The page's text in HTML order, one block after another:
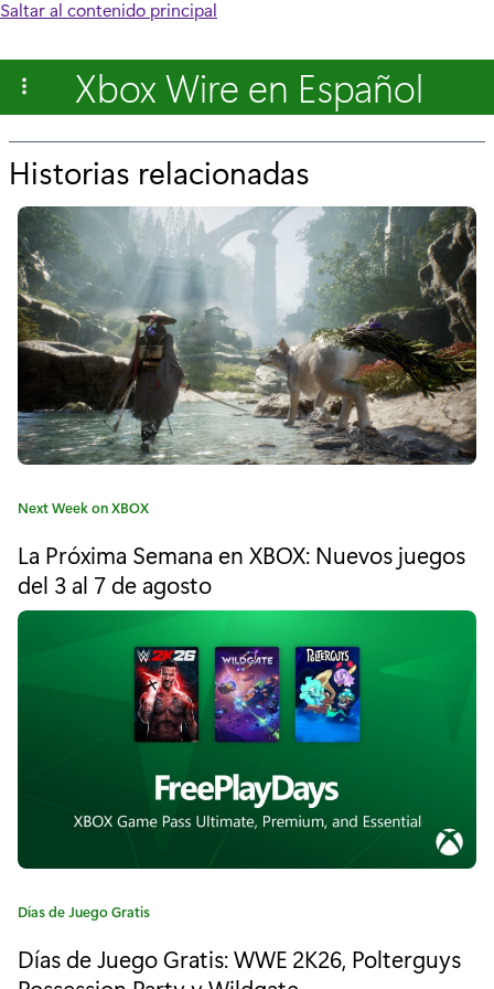
Saltar al contenido principal
Xbox Wire en Español
Historias relacionadas
o
r
“
L
a
p
r
i
m
a
s
e
a
n
C
t
g
o
Next Week on XBOX
La Próxima Semana en XBOX: Nuevos juegos
del 3 al 7 de agosto
C
t
e
Días de Juego Gratis
Días de Juego Gratis: WWE 2K26, Polterguys